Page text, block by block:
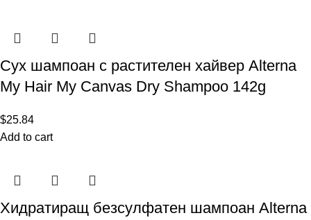
Сух шампоан с растителен хайвер Alterna
My Hair My Canvas Dry Shampoo 142g
$25.84
Add to cart
Хидратиращ безсулфатен шампоан Alterna